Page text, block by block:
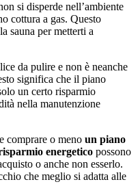
si disperde nell’ambiente
cottura a gas. Questo
sauna per metterti a
da pulire e non è neanche
significa che il piano
un certo risparmio
nella manutenzione
comprare o meno un piano
energetico possono
o anche non esserlo.
che meglio si adatta alle